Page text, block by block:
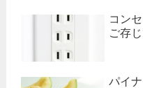
コン
ご存
パイ